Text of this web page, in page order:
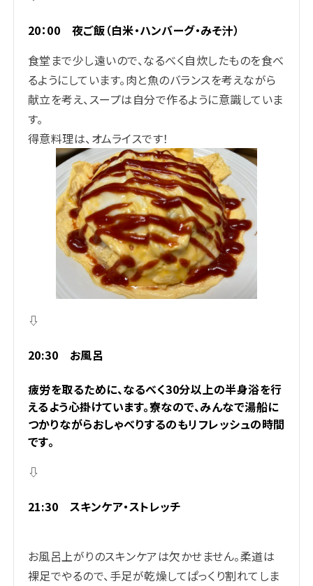
20：00 夜ご飯（白米・ハンバーグ・みそ汁）
食堂まで少し遠いので、なるべく自炊したものを食べ
るようにしています。肉と魚のバランスを考えながら
献立を考え、スープは自分で作るように意識していま
す。
得意料理は、オムライスです！
⇩
20:30 お風呂
疲労を取るために、なるべく30分以上の半身浴を行
えるよう心掛けています。寮なので、みんなで湯船に
つかりながらおしゃべりするのもリフレッシュの時間
です。
⇩
21:30 スキンケア・ストレッチ
お風呂上がりのスキンケアは欠かせません。柔道は
裸足でやるので、手足が乾燥してぱっくり割れてしま